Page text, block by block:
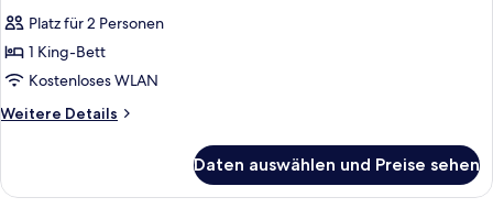
Fotos
für
Mhor
Suite
anzeigen
Platz für 2 Personen
1 King-Bett
Kostenloses WLAN
Weitere Details
Weitere
Suite
Daten auswählen und Preise sehen